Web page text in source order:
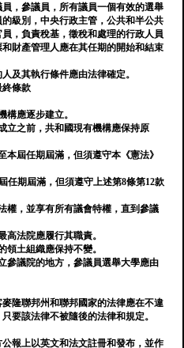
，參議員，所有議員一個有效的選舉
級別，中央行政主管，公共和半公共
，負責稅基，徵稅和處理的行政人員
財產管理人應在其任期的開始和結束
及其執行條件應由法律確定。
終條款
構應逐步建立。
立之前，共和國現有機構應保持原
本屆任期屆滿，但須遵守本《憲法》
任期屆滿，但須遵守上述第8條第12款
權，並享有所有議會特權，直到參議
高法院應履行其職責。
領土組織應保持不變。
參議院的地方，參議員選舉大學應由
隆聯邦州和聯邦國家的法律應在不違
要該法律不被隨後的法律和規定。
報上以英文和法文註冊和發布，並作